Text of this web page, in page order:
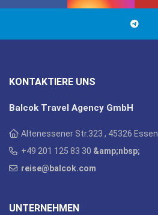
KONTAKTIERE UNS
Balcok Travel Agency GmbH
Altenessener Str.323 , 45326 Essen
+49 201 125 83 30 &amp;nbsp;
reise@balcok.com
UNTERNEHMEN